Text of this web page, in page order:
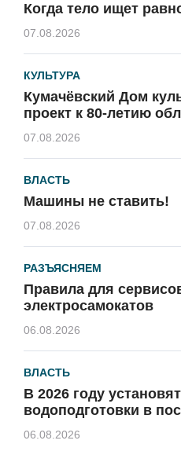
Когда тело ищет
07.08.2026
КУЛЬТУРА
Кумачёвский Дом
проект к 80-летию
07.08.2026
ВЛАСТЬ
Машины не ставить!
07.08.2026
РАЗЪЯСНЯЕМ
Правила для
электросамокатов
06.08.2026
ВЛАСТЬ
В 2026 году
водоподготовки в
06.08.2026